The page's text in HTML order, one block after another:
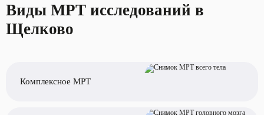
Виды МРТ исследований в
Щелково
Комплексное МРТ